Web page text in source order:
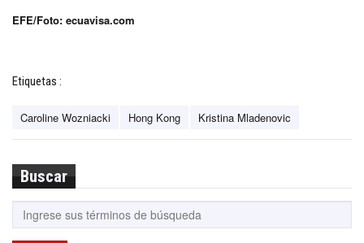
EFE/Foto: ecuavisa.com
Etiquetas :
Caroline Wozniacki Hong Kong Kristina Mladenovic
Buscar